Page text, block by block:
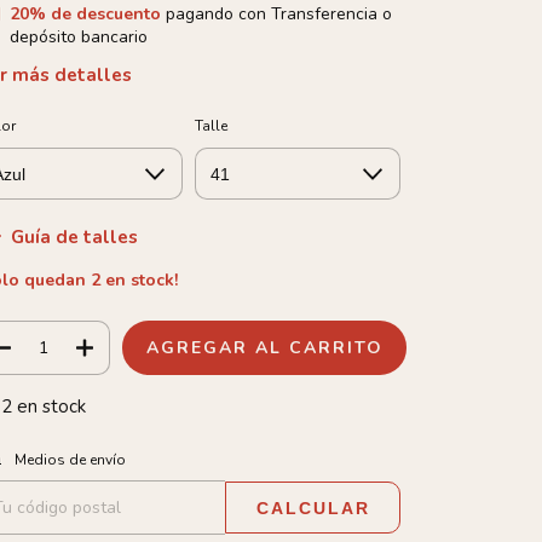
20% de descuento pagando con Transferencia o
depósito bancario
más detalles
Talle
Guía de talles
quedan 2en stock!
2 en stock
para el CP:
Medios de envío
CALCULAR